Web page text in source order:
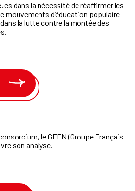
·es dans la nécessité de réaffirmer les
mouvements d’éducation populaire
la lutte contre la montée des
le GFEN (Groupe Français
son analyse.